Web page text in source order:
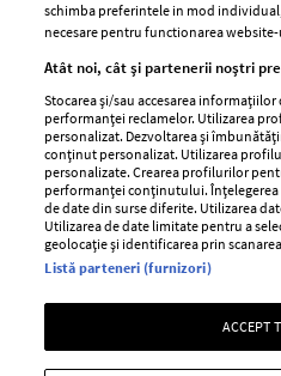
GSP
Unica
Baby
Retete
Pariază responsabil! Decizia
Jocurile de noroc
schimba preferintele in mod
necesare pentru functionarea
Atât noi, cât și partenerii noștri
Stocarea și/sau accesarea
performanței reclamelor. Utilizarea
personalizat. Dezvoltarea și
conținut personalizat. Utilizarea
personalizate. Crearea profilurilor
performanței conținutului.
de date din surse diferite. Utilizarea
Utilizarea de date limitate pentru a
geolocație și identificarea prin
Listă parteneri (furnizori)
ACCEPT